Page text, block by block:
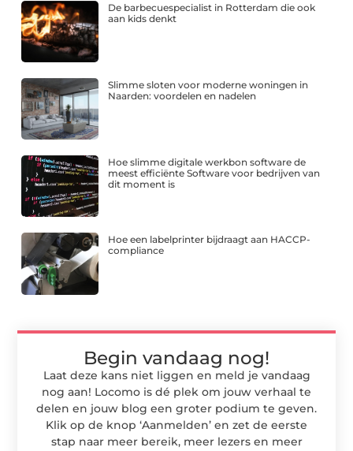
De barbecuespecialist in Rotterdam die ook
aan kids denkt
Slimme sloten voor moderne woningen in
Naarden: voordelen en nadelen
Hoe slimme digitale werkbon software de
meest efficiënte Software voor bedrijven van
dit moment is
Hoe een labelprinter bijdraagt aan HACCP-
compliance
Begin vandaag nog!
Laat deze kans niet liggen en meld je vandaag
nog aan! Locomo is dé plek om jouw verhaal te
delen en jouw blog een groter podium te geven.
Klik op de knop ‘Aanmelden’ en zet de eerste
stap naar meer bereik, meer lezers en meer